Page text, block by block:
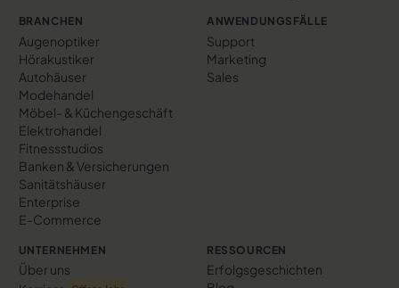
BRANCHEN
Augenoptiker
Hörakustiker
Autohäuser
Modehandel
Möbel- & Küchengeschäft
Elektrohandel
Fitnessstudios
Banken & Versicherungen
Sanitätshäuser
Enterprise
E-Commerce
ANWENDUNGSFÄLLE
Support
Marketing
Sales
UNTERNEHMEN
Über uns
RESSOURCEN
Erfolgs­geschichten